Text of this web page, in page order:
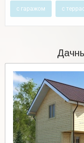
с гаражом с